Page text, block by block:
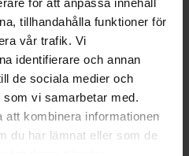
tillhandahålla funktioner för
vår trafik. Vi
identifierare och annan
de sociala medier och
vi samarbetar med.
kombinera informationen
du har lämnat eller som de